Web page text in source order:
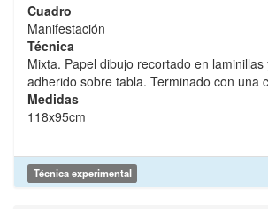
Cuadro
Manifestación
Técnica
Mixta. Papel dibujo recortado en laminillas
adherido sobre tabla. Terminado con una
Medidas
118x95cm
Técnica experimental